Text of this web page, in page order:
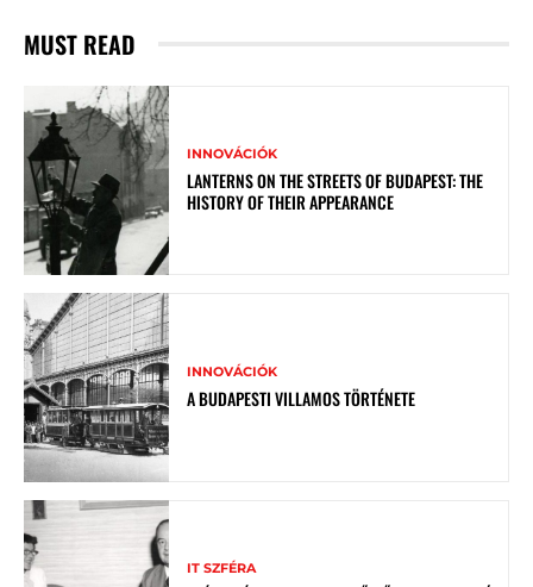
MUST READ
INNOVÁCIÓK
LANTERNS ON THE STREETS OF BUDAPEST: THE
HISTORY OF THEIR APPEARANCE
INNOVÁCIÓK
A BUDAPESTI VILLAMOS TÖRTÉNETE
IT SZFÉRA